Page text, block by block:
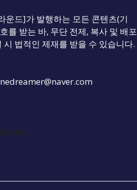
드]가 발행하는 모든 콘텐츠(기
를 받는 바, 무단 전제, 복사 및 배포
법적인 제재를 받을 수 있습니다.